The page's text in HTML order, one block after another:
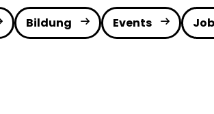
Bildung Events